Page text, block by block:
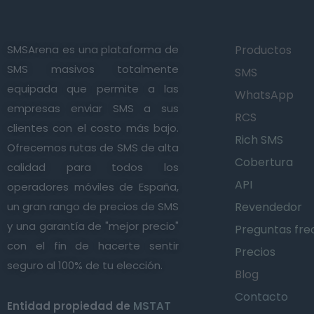
SMSArena es una plataforma de
SMS masivos totalmente
equipada que permite a las
empresas enviar SMS a sus
clientes con el costo más bajo.
Ofrecemos rutas de SMS de alta
calidad para todos los
operadores móviles de España,
un gran rango de precios de SMS
y una garantía de "mejor precio"
con el fin de hacerte sentir
seguro al 100% de tu elección.
Entidad propiedad de MSTAT
Productos
SMS
WhatsApp
RCS
Rich SMS
Cobertura
API
Revendedor
Preguntas
Precios
Blog
Contacto